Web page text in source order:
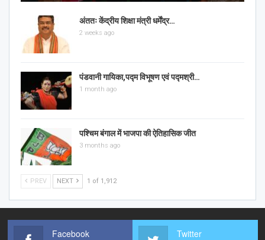
अंततः केंद्रीय शिक्षा मंत्री धर्मेंद्र…
2 weeks ago
पंडवानी गायिका,पद्म विभूषण एवं पद्मश्री…
1 month ago
पश्चिम बंगाल में भाजपा की ऐतिहासिक जीत
3 months ago
PREV NEXT 1 of 1,912
Facebook Twitter